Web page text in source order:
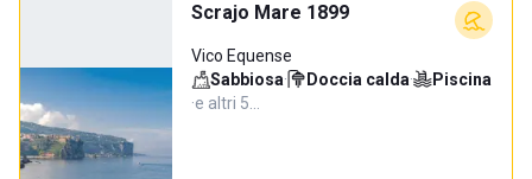
Scrajo Mare 1899
Vico Equense
Sabbiosa· Doccia calda·
Piscina
·e altri 5…